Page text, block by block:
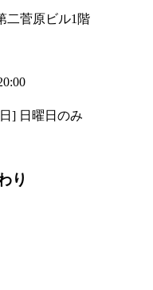
二菅原ビル1階
] 日曜日のみ